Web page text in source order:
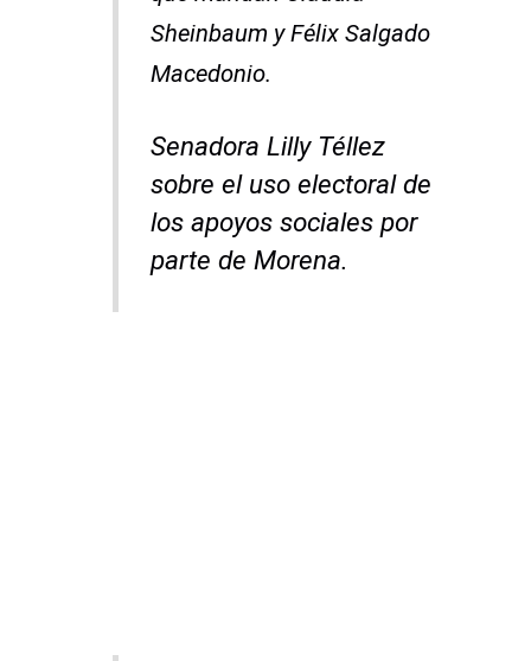
Sheinbaum y Félix Salgado
Macedonio.
Senadora Lilly Téllez
sobre el uso electoral de
los apoyos sociales por
parte de Morena.